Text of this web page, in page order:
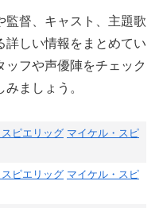
監督、キャスト、主題歌
詳しい情報をまとめてい
ッフや声優陣をチェック
ましょう。
ピエリッグ マイケル・スピ
ピエリッグ マイケル・スピ